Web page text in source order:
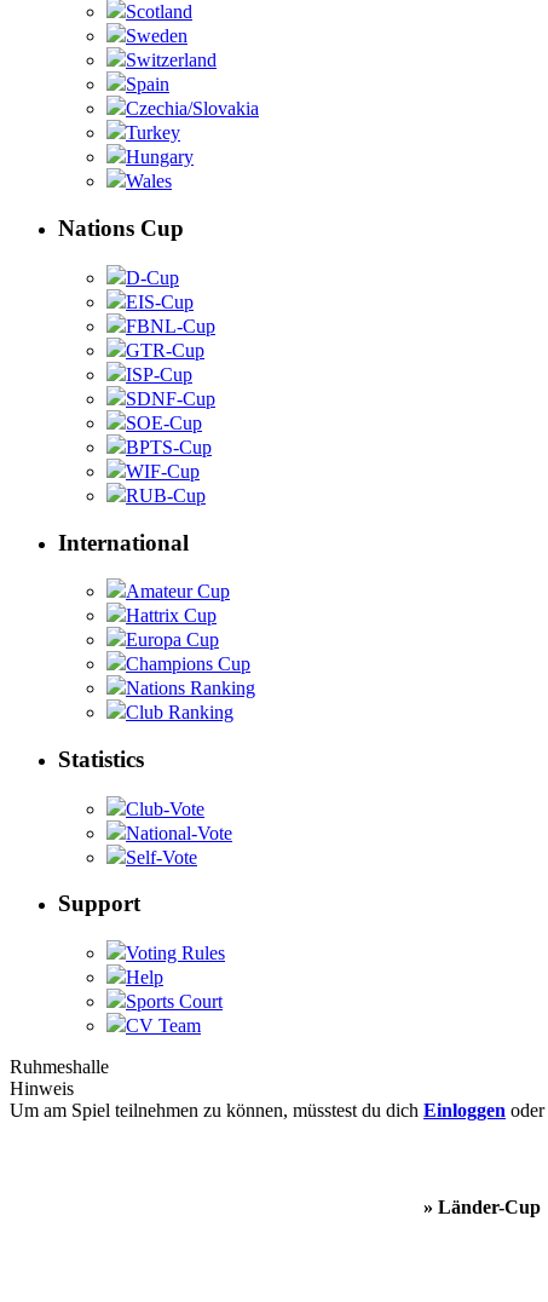
Scotland
Sweden
Switzerland
Spain
Czechia/Slovakia
Turkey
Hungary
Wales
Nations Cup
D-Cup
EIS-Cup
FBNL-Cup
GTR-Cup
ISP-Cup
SDNF-Cup
SOE-Cup
BPTS-Cup
WIF-Cup
RUB-Cup
International
Amateur Cup
Hattrix Cup
Europa Cup
Champions Cup
Nations Ranking
Club Ranking
Statistics
Club-Vote
National-Vote
Self-Vote
Support
Voting Rules
Help
Sports Court
CV Team
Ruhmeshalle
Hinweis
Um am Spiel teilnehmen zu können, müsstest du dich Einloggen oder
» Länder-Cup